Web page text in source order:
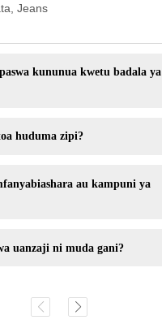
Jeans
kununua kwetu badala ya
huduma zipi?
au kampuni ya
uanzaji ni muda gani?